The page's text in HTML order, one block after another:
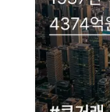
현재 네이버 지도